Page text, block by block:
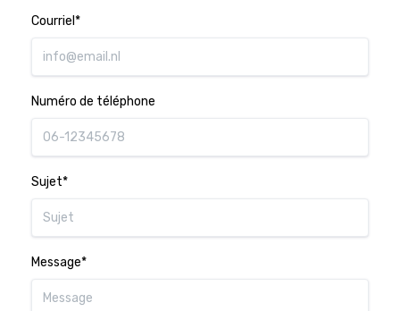
Courriel*
Numéro de téléphone
Sujet*
Message*